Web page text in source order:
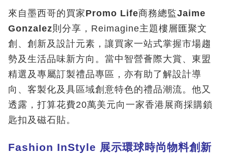
來自墨西哥的買家Promo Life商務總監Jaime
Gonzalez則分享，Reimagine主題樓層匯聚文
創、創新及設計元素，讓買家一站式掌握市場趨
勢及生活品味新方向。當中智營薈際大賞、東盟
精選及專屬訂製禮品專區，亦有助了解設計導
向、客製化及具區域創意特色的禮品潮流。他又
透露，打算花費20萬美元向一家香港展商採購鎖
匙扣及磁石貼。
Fashion InStyle 展示環球時尚物料創新